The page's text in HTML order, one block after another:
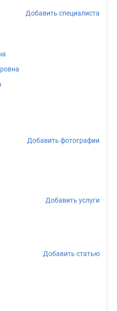
Добавить специалиста
Добавить фотографии
Добавить услуги
Добавить статью